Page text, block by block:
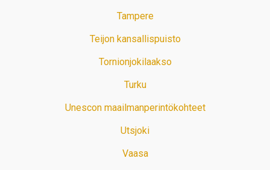
Tampere
Teijon kansallispuisto
Tornionjokilaakso
Turku
Unescon maailmanperintökohteet
Utsjoki
Vaasa